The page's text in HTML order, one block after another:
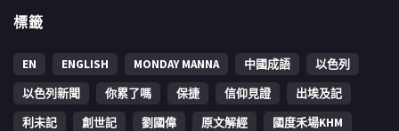
標籤
EN ENGLISH MONDAY MANNA 中國成語
以色列
以色列新聞
你累了嗎 保捷 信仰見證
出埃及記
利未記
創世記 劉國偉 原文解經
國度禾場KHM